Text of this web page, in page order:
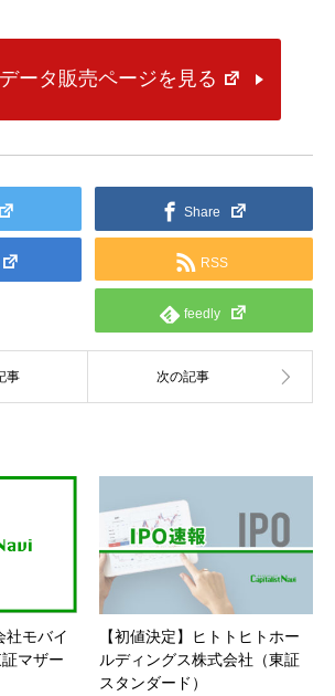
ータ販売ページを見る
Share
RSS
feedly
社モバイ
マザー
【初値決定】ヒトトヒトホー
ルディングス株式会社（東証
スタンダード）